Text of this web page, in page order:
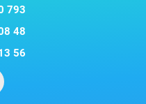
793
48
56